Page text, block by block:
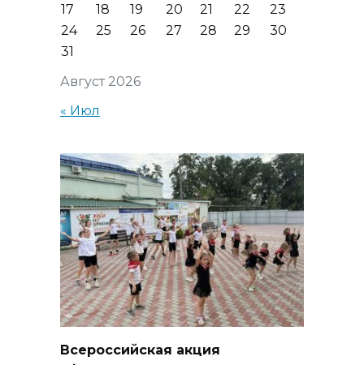
Август 2026
17
18 19 20 21 22
23
24
25 26 27 28 29
30
31
« Июл
Всероссийская акция